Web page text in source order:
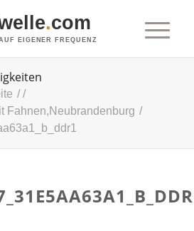
.com
EIGENER FREQUENZ
/ /
Fahnen,Neubrandenburg /